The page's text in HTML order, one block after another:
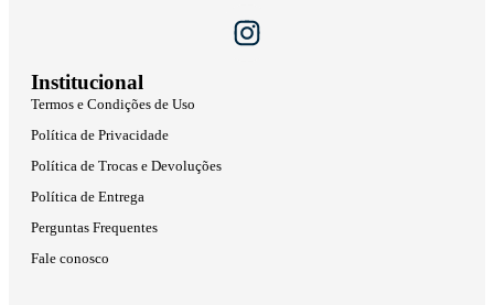
Institucional
Termos e Condições de Uso
Política de Privacidade
Política de Trocas e Devoluções
Política de Entrega
Perguntas Frequentes
Fale conosco